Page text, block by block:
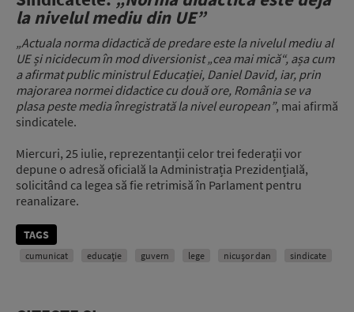
la nivelul mediu din UE”
„Actuala norma didactică de predare este la nivelul mediu al
UE și nicidecum în mod diversionist „cea mai mică“, așa cum
a afirmat public ministrul Educației, Daniel David, iar, prin
majorarea normei didactice cu două ore, România se va
plasa peste media înregistrată la nivel european”, mai afirmă
sindicatele.
Miercuri, 25 iulie, reprezentanții celor trei federații vor
depune o adresă oficială la Administrația Prezidențială,
solicitând ca legea să fie retrimisă în Parlament pentru
reanalizare.
TAGS
cumunicat educație guvern lege nicușor dan sindicate